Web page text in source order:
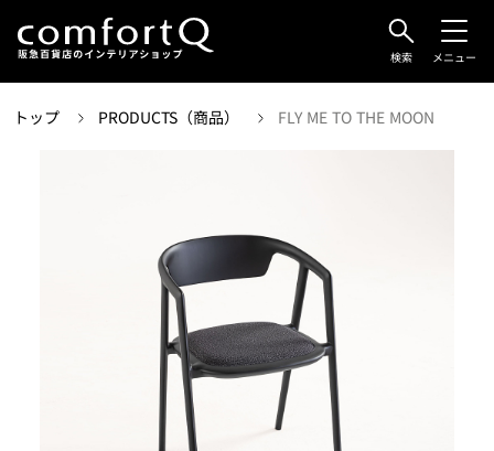
検索 メニュー
トップ PRODUCTS（商品） FLY ME TO THE MOON